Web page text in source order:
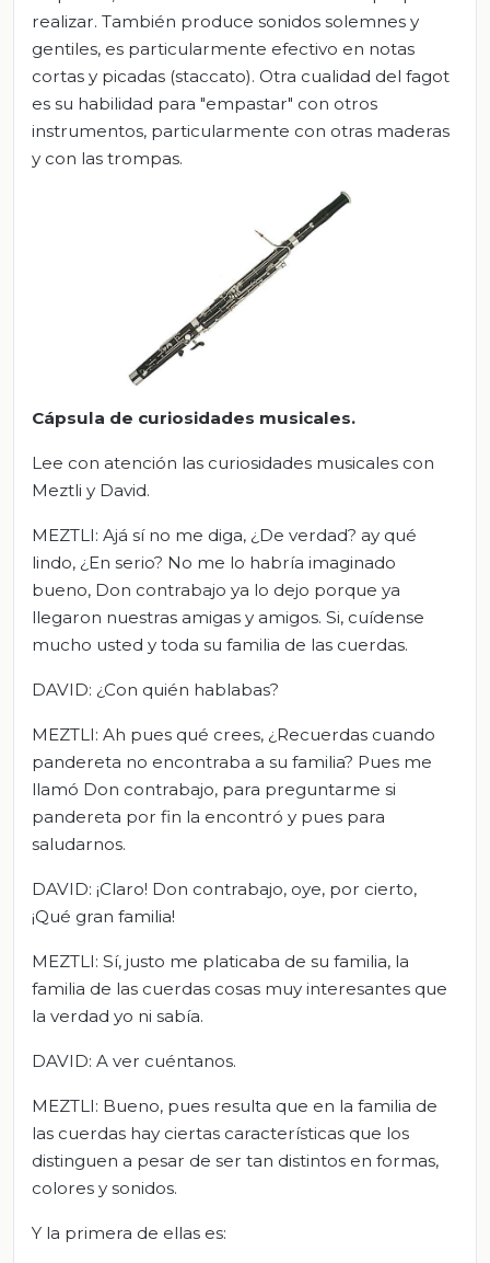
realizar. También produce sonidos solemnes y
gentiles, es particularmente efectivo en notas
cortas y picadas (staccato). Otra cualidad del fagot
es su habilidad para "empastar" con otros
instrumentos, particularmente con otras maderas
y con las trompas.
Cápsula de curiosidades musicales.
Lee con atención las curiosidades musicales con
Meztli y David.
MEZTLI: Ajá sí no me diga, ¿De verdad? ay qué
lindo, ¿En serio? No me lo habría imaginado
bueno, Don contrabajo ya lo dejo porque ya
llegaron nuestras amigas y amigos. Si, cuídense
mucho usted y toda su familia de las cuerdas.
DAVID: ¿Con quién hablabas?
MEZTLI: Ah pues qué crees, ¿Recuerdas cuando
pandereta no encontraba a su familia? Pues me
llamó Don contrabajo, para preguntarme si
pandereta por fin la encontró y pues para
saludarnos.
DAVID: ¡Claro! Don contrabajo, oye, por cierto,
¡Qué gran familia!
MEZTLI: Sí, justo me platicaba de su familia, la
familia de las cuerdas cosas muy interesantes que
la verdad yo ni sabía.
DAVID: A ver cuéntanos.
MEZTLI: Bueno, pues resulta que en la familia de
las cuerdas hay ciertas características que los
distinguen a pesar de ser tan distintos en formas,
colores y sonidos.
Y la primera de ellas es: